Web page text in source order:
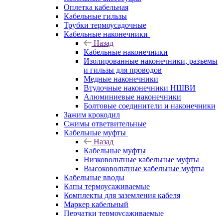
Оплетка кабельная
Кабельные гильзы
Трубки термоусадочные
Кабельные наконечники
Назад
Кабельные наконечники
Изолированные наконечники, разъемы
и гильзы для проводов
Медные наконечники
Втулочные наконечники НШВИ
Алюминиевые наконечники
Болтовые соединители и наконечники
Зажим крокодил
Сжимы ответвительные
Кабельные муфты
Назад
Кабельные муфты
Низковольтные кабельные муфты
Высоковольтные кабельные муфты
Кабельные вводы
Капы термоусаживаемые
Комплекты для заземления кабеля
Маркер кабельный
Перчатки термоусаживаемые